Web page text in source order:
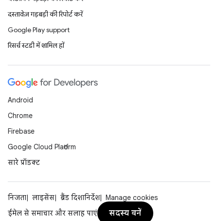
दस्तावेज़ गड़बड़ी की रिपोर्ट करें
Google Play support
रिसर्च स्टडी में शामिल हों
Android
Chrome
Firebase
Google Cloud Platform
सारे प्रॉडक्ट
निजता लाइसेंस ब्रैंड दिशानिर्देश
Manage cookies
ईमेल से समाचार और सलाह पाएं
सदस्य बनें